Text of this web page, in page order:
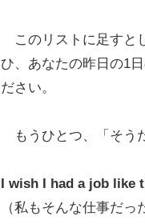
このリストに足すと
ひ、あなたの昨日の1
ださい。
もうひとつ、「そう
I wish I had a job like
（私もそんな仕事だっ